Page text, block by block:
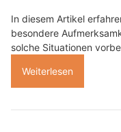
In diesem Artikel
besondere
solche Situationen
Weiterlesen